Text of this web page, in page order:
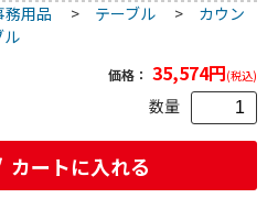
25分）●重量：24．8kg●フレーム・脚部：
塗装）／フック：スチール（クロームメッキ
ャスター：PP／コンセント：合成樹脂●定
／屋内用●均等荷重：天板40kg●要プラスド
務用品 > テーブル > カウン
ル
価格： 35,574円(税込)
数量
カートに入れる